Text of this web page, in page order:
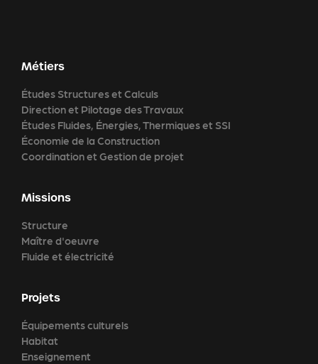
Métiers
Études Structures et Calculs
Direction et Pilotage des Travaux
Études Fluides, Énergies, Thermiques et SSI
Économie de la Construction
Coordination et Gestion de projet
Missions
Structure
Maître d'oeuvre
Fluide et électricité
Projets
Équipements culturels
Habitat
Enseignement